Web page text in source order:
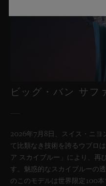
ビッグ・バン サフ
2026年7月8日、スイス・ニヨ
て比類なき技術を誇るウブロ
ア スカイブルー」により、再
す。魅惑的なスカイブルーの
のこのモデルは世界限定100